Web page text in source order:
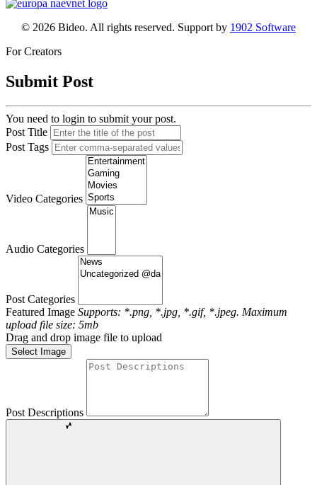
© 2026 Bideo. All rights reserved. Support by 1902 Software
For Creators
Submit Post
You need to login to submit your post.
Post Title
Post Tags
Video Categories
Audio Categories
Post Categories
Featured Image Supports: *.png, *.jpg, *.gif, *.jpeg. Maximum
upload file size: 5mb
Drag and drop image file to upload
Select Image
Post Descriptions